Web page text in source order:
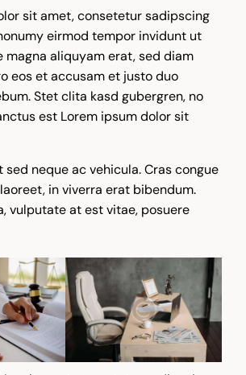
sit amet, consetetur sadipscing
eirmod tempor invidunt ut
magna aliquyam erat, sed diam
eos et accusam et justo duo
Stet clita kasd gubergren, no
est Lorem ipsum dolor sit
neque ac vehicula. Cras congue
in viverra erat bibendum.
vulputate at est vitae, posuere